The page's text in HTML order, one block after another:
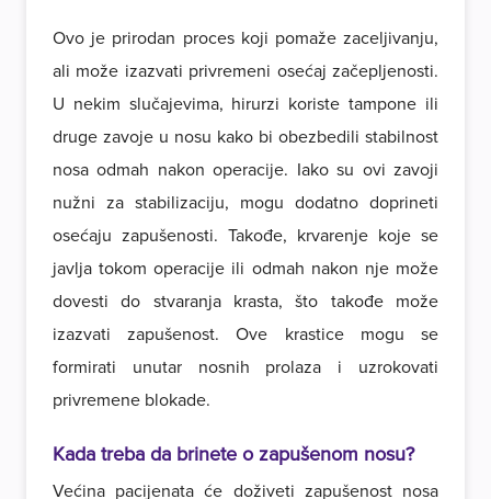
Ovo je prirodan proces koji pomaže zaceljivanju,
ali može izazvati privremeni osećaj začepljenosti.
U nekim slučajevima, hirurzi koriste tampone ili
druge zavoje u nosu kako bi obezbedili stabilnost
nosa odmah nakon operacije. Iako su ovi zavoji
nužni za stabilizaciju, mogu dodatno doprineti
osećaju zapušenosti. Takođe, krvarenje koje se
javlja tokom operacije ili odmah nakon nje može
dovesti do stvaranja krasta, što takođe može
izazvati zapušenost. Ove krastice mogu se
formirati unutar nosnih prolaza i uzrokovati
privremene blokade.
Kada treba da brinete o zapušenom nosu?
Većina pacijenata će doživeti zapušenost nosa